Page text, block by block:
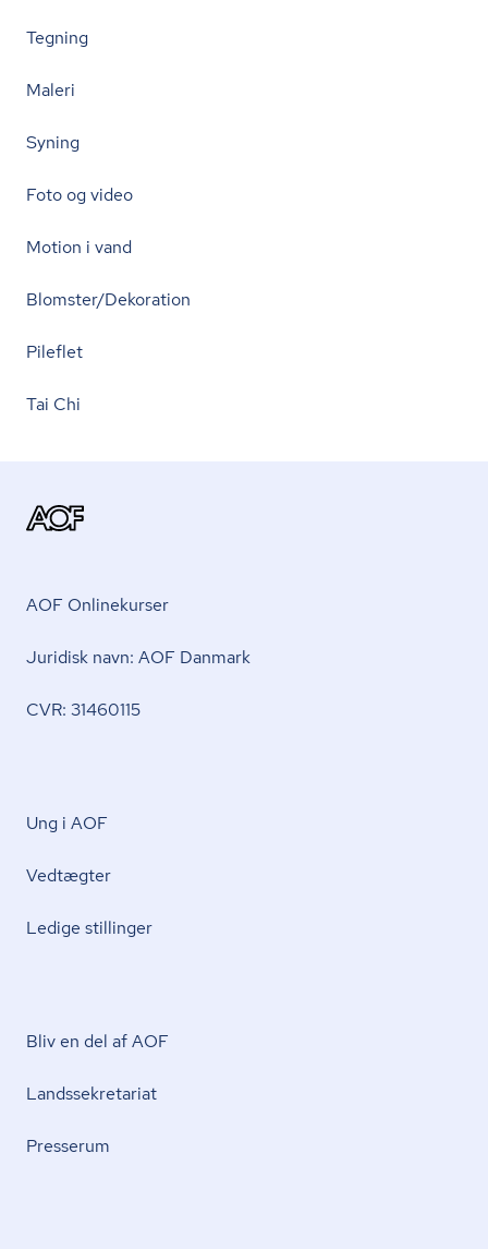
Tegning
Maleri
Syning
Foto og video
Motion i vand
Blomster/Dekoration
Pileflet
Tai Chi
AOF Onlinekurser
Juridisk navn: AOF Danmark
CVR: 31460115
Ung i AOF
Vedtægter
Ledige stillinger
Bliv en del af AOF
Lands­se­kre­ta­ri­at
Presserum